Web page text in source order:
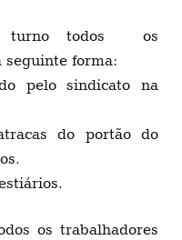
todos os
seguinte forma:
pelo sindicato na
do portão do
os trabalhadores